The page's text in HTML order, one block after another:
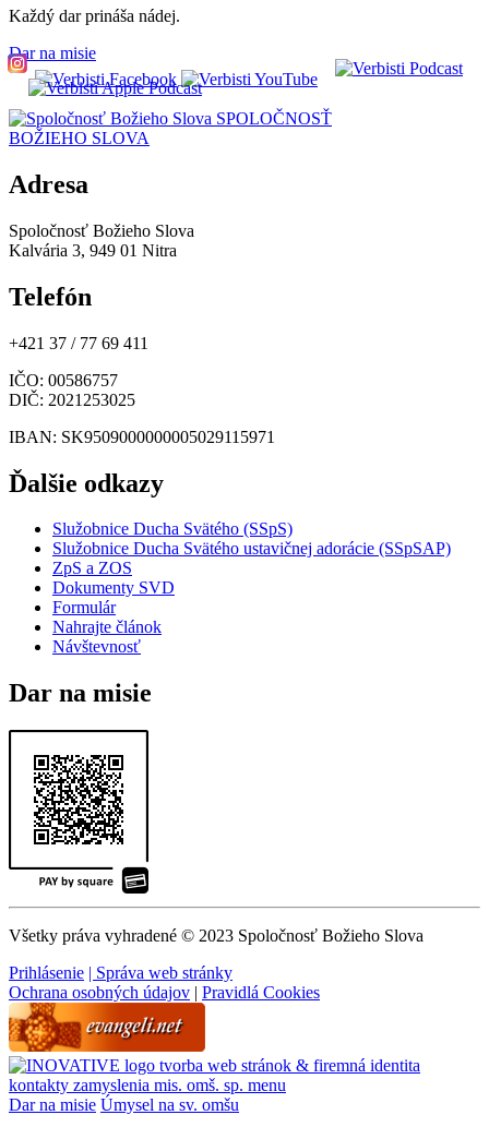
Každý dar prináša nádej.
Dar na misie
SPOLOČNOSŤ
BOŽIEHO SLOVA
Adresa
Spoločnosť Božieho Slova
Kalvária 3, 949 01 Nitra
Telefón
+421 37 / 77 69 411
IČO: 00586757
DIČ: 2021253025
IBAN: SK9509000000005029115971
Ďalšie odkazy
Služobnice Ducha Svätého (SSpS)
Služobnice Ducha Svätého ustavičnej adorácie (SSpSAP)
ZpS a ZOS
Dokumenty SVD
Formulár
Nahrajte článok
Návštevnosť
Dar na misie
Všetky práva vyhradené © 2023 Spoločnosť Božieho Slova
Prihlásenie | Správa web stránky
Ochrana osobných údajov | Pravidlá Cookies
tvorba web stránok & firemná identita
kontakty zamyslenia mis. omš. sp. menu
Dar na misie Úmysel na sv. omšu